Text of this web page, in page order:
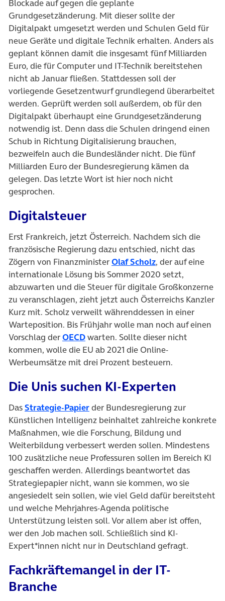
Blockade auf gegen die geplante
Grundgesetzänderung. Mit dieser sollte der
Digitalpakt umgesetzt werden und Schulen Geld für
neue Geräte und digitale Technik erhalten. Anders als
geplant können damit die insgesamt fünf Milliarden
Euro, die für Computer und IT-Technik bereitstehen
nicht ab Januar fließen. Stattdessen soll der
vorliegende Gesetzentwurf grundlegend überarbeitet
werden. Geprüft werden soll außerdem, ob für den
Digitalpakt überhaupt eine Grundgesetzänderung
notwendig ist. Denn dass die Schulen dringend einen
Schub in Richtung Digitalisierung brauchen,
bezweifeln auch die Bundesländer nicht. Die fünf
Milliarden Euro der Bundesregierung kämen da
gelegen. Das letzte Wort ist hier noch nicht
gesprochen.
Digitalsteuer
Erst Frankreich, jetzt Österreich. Nachdem sich die
französische Regierung dazu entschied, nicht das
Zögern von FinanzministerOlaf Scholz(öffnet in neuem
, der auf eine
internationale Lösung bis Sommer 2020 setzt,
abzuwarten und die Steuer für digitale Großkonzerne
zu veranschlagen, zieht jetzt auch Österreichs Kanzler
Kurz mit. Scholz verweilt währenddessen in einer
Warteposition. Bis Frühjahr wolle man noch auf einen
Vorschlag derOECD(öffnet in neuem Tab)
warten. Sollte dieser nicht
kommen, wolle die EU ab 2021 die Online-
Werbeumsätze mit drei Prozent besteuern.
Die Unis suchen KI-Experten
DasStrategie-Papierder Bundesregierung zur
Künstlichen Intelligenz beinhaltet zahlreiche konkrete
Maßnahmen, wie die Forschung, Bildung und
Weiterbildung verbessert werden sollen. Mindestens
100 zusätzliche neue Professuren sollen im Bereich KI
geschaffen werden. Allerdings beantwortet das
Strategiepapier nicht, wann sie kommen, wo sie
angesiedelt sein sollen, wie viel Geld dafür bereitsteht
und welche Mehrjahres-Agenda politische
Unterstützung leisten soll. Vor allem aber ist offen,
wer den Job machen soll. Schließlich sind KI-
Expert*innen nicht nur in Deutschland gefragt.
Fachkräftemangel in der IT-
Branche